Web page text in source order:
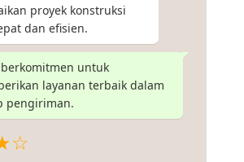
proyek konstruksi
dan efisien.
untuk
layanan terbaik dalam
pengiriman.